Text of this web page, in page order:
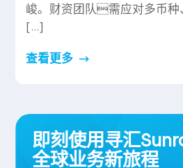
峻。财资团队需应对多币种
[…]
查看更多
即刻使用寻汇
全球业务新旅程